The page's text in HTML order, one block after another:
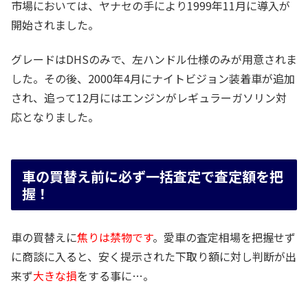
市場においては、ヤナセの手により1999年11月に導入が
開始されました。
グレードはDHSのみで、左ハンドル仕様のみが用意されま
した。その後、2000年4月にナイトビジョン装着車が追加
され、追って12月にはエンジンがレギュラーガソリン対
応となりました。
車の買替え前に必ず一括査定で査定額を把
握！
車の買替えに焦りは禁物です。愛車の査定相場を把握せず
に商談に入ると、安く提示された下取り額に対し判断が出
来ず大きな損をする事に…。